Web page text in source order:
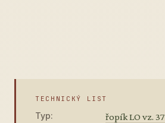
TECHNICKÝ LIST
Typ: řopík LO vz. 37